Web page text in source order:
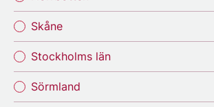
Skåne
Stockholms län
Sörmland